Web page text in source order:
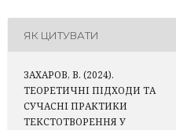
ЯК ЦИТУВАТИ
ЗАХАРОВ, В. (2024).
ТЕОРЕТИЧНІ ПІДХОДИ ТА
СУЧАСНІ ПРАКТИКИ
ТЕКСТОТВОРЕННЯ У